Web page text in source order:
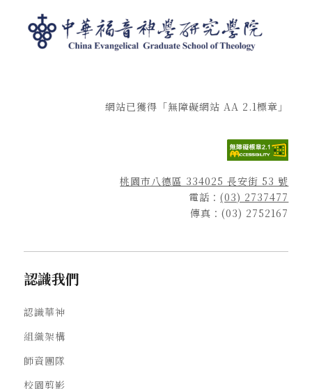
網站已獲得「無障礙網站 AA 2.1標章」
桃園市八德區 334025 長安街 53 號
電話：(03) 2737477
傳真：(03) 2752167
認識我們
認識華神
組織架構
師資團隊
校園剪影